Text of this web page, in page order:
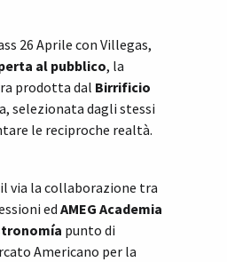
26 Aprile con Villegas,
al pubblico, la
prodotta dal Birrificio
selezionata dagli stessi
le reciproche realtà.
via la collaborazione tra
ed AMEG Academia
punto di
Americano per la